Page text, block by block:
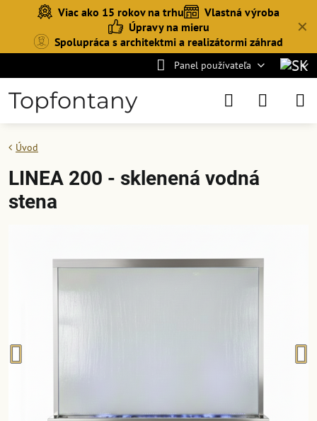
✕
Viac ako 15 rokov na trhu
Vlastná výroba
Úpravy na mieru
Spolupráca s architektmi a realizátormi záhrad
Panel používateľa
Topfontany
Úvod
LINEA 200 - sklenená vodná
stena